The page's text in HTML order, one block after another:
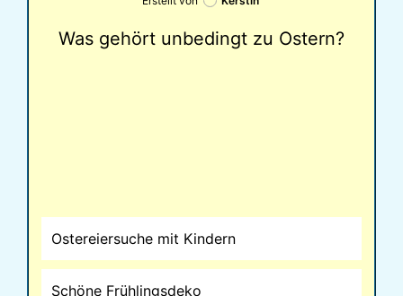
Was gehört unbedingt zu Ostern?
Ostereiersuche mit Kindern
Schöne Frühlingsdeko